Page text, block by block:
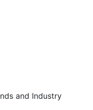
and Industry